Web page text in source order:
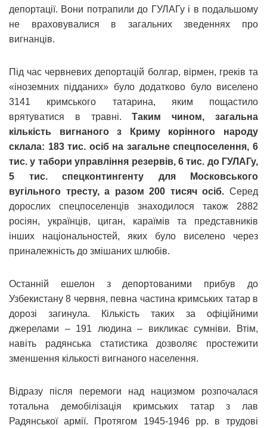
депортації. Вони потрапили до ГУЛАГу і в подальшому
не враховувалися в загальних зведеннях про
вигнанців.
Під час червневих депортацій болгар, вірмен, греків та
«іноземних підданих» було додатково було виселено
3141 кримського татарина, яким пощастило
врятуватися в травні.Таким чином, загальна
кількість вигнаного з Криму корінного народу
склала: 183 тис. осіб на загальне спецпоселення, 6
тис. у табори управління резервів, 6 тис. до ГУЛАГу,
5 тис. спецконтингенту для Московського
вугільного тресту, а разом 200 тисяч осіб. Серед
дорослих спецпоселенців знаходилося також 2882
росіян, українців, циган, караїмів та представників
інших національностей, яких було виселено через
приналежність до змішаних шлюбів.
Останній ешелон з депортованими прибув до
Узбекистану 8 червня, певна частина кримських татар в
дорозі загинула. Кількість таких за офіційними
джерелами – 191 людина – викликає сумніви. Втім,
навіть радянська статистика дозволяє простежити
зменшення кількості вигнаного населення.
Відразу після перемоги над нацизмом розпочалася
тотальна демобілізація кримських татар з лав
Радянської армії. Протягом 1945-1946 рр. в трудові